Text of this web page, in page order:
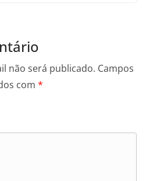
não será publicado. Campos
com *